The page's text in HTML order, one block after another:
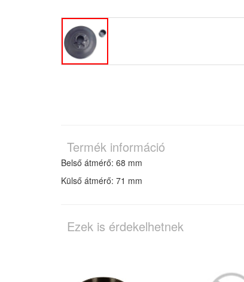
Termék információ
Belső átmérő: 68 mm
Külső átmérő: 71 mm
Ezek is érdekelhetnek